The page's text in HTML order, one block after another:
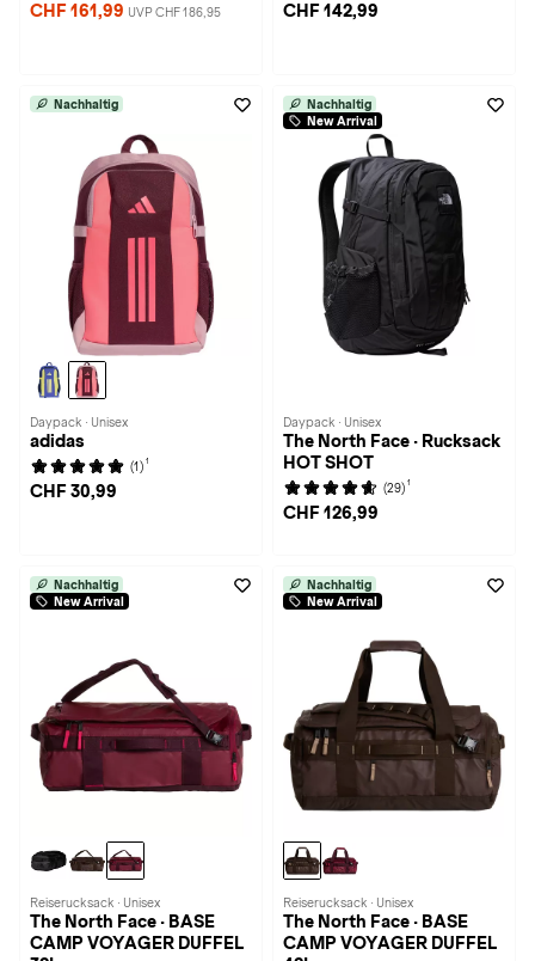
CHF 161,99 UVP CHF 186,95 CHF 142,99
Nachhaltig
Daypack · Unisex
adidas
(1) 1
CHF 30,99
Nachhaltig
New Arrival
Daypack · Unisex
The North Face · Rucksack
HOT SHOT
(29) 1
CHF 126,99
Nachhaltig
New Arrival
Reiserucksack · Unisex
The North Face · BASE
CAMP VOYAGER DUFFEL
Nachhaltig
New Arrival
Reiserucksack · Unisex
The North Face · BASE
CAMP VOYAGER DUFFEL